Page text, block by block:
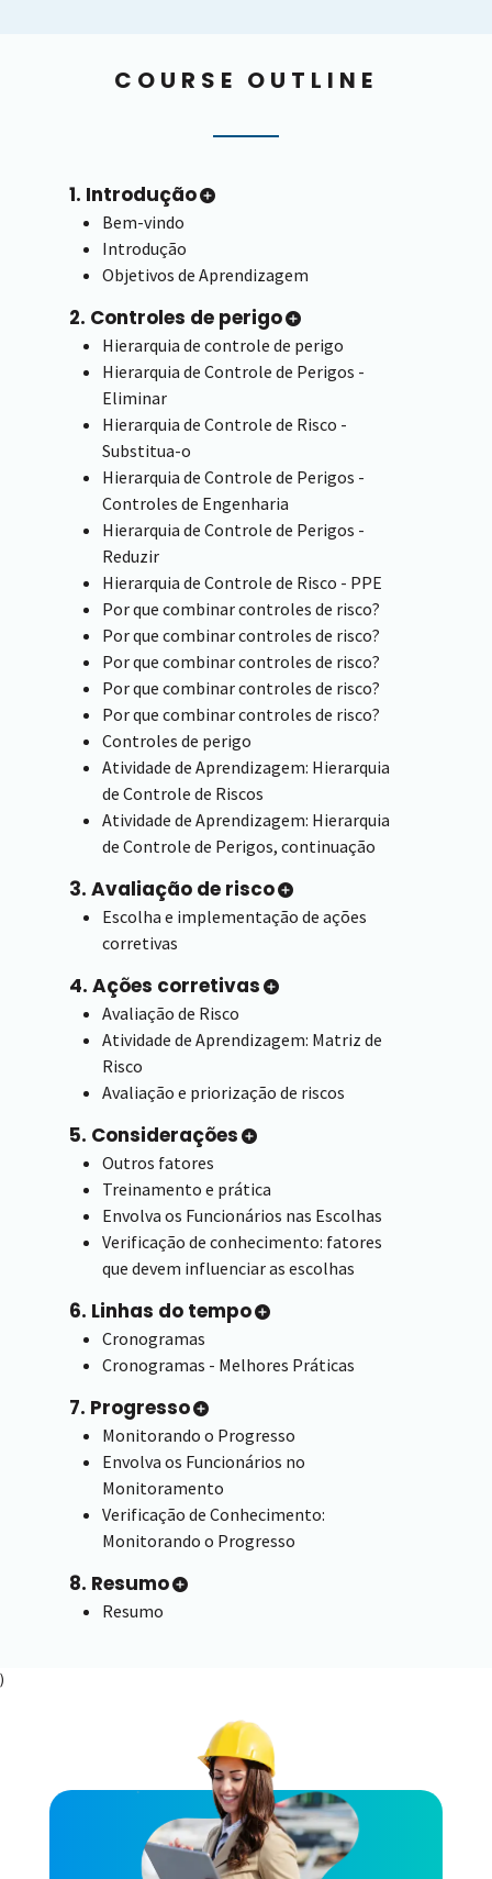
COURSE OUTLINE
1. Introdução
Bem-vindo
Introdução
Objetivos de Aprendizagem
2. Controles de perigo
Hierarquia de controle de perigo
Hierarquia de Controle de Perigos -
Eliminar
Hierarquia de Controle de Risco -
Substitua-o
Hierarquia de Controle de Perigos -
Controles de Engenharia
Hierarquia de Controle de Perigos -
Reduzir
Hierarquia de Controle de Risco - PPE
Por que combinar controles de risco?
Por que combinar controles de risco?
Por que combinar controles de risco?
Por que combinar controles de risco?
Por que combinar controles de risco?
Controles de perigo
Atividade de Aprendizagem: Hierarquia
de Controle de Riscos
Atividade de Aprendizagem: Hierarquia
de Controle de Perigos, continuação
3. Avaliação de risco
Escolha e implementação de ações
corretivas
4. Ações corretivas
Avaliação de Risco
Atividade de Aprendizagem: Matriz de
Risco
Avaliação e priorização de riscos
5. Considerações
Outros fatores
Treinamento e prática
Envolva os Funcionários nas Escolhas
Verificação de conhecimento: fatores
que devem influenciar as escolhas
6. Linhas do tempo
Cronogramas
Cronogramas - Melhores Práticas
7. Progresso
Monitorando o Progresso
Envolva os Funcionários no
Monitoramento
Verificação de Conhecimento:
Monitorando o Progresso
8. Resumo
Resumo
)